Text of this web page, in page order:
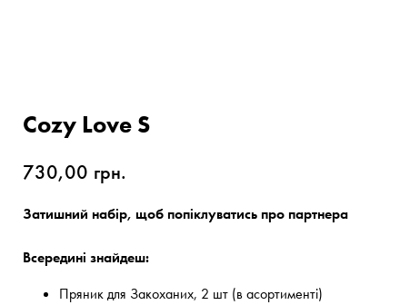
Cozy Love S
730,00 грн.
Затишний набір, щоб попіклуватись про партнера
Всередині знайдеш:
Пряник для Закоханих, 2 шт (в асортименті)